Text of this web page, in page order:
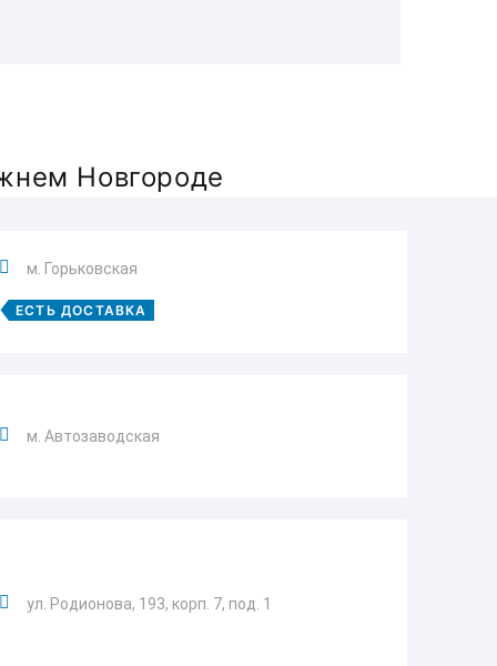
Новгороде
м. Горьковская
ЕСТЬ ДОСТАВКА
м. Автозаводская
ул. Родионова, 193, корп. 7, под. 1